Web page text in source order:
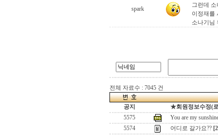
spark
그런데
이정재를
소나기님
전체 자료수 : 7045 건
공지
★회원정보수정(
5575
You are my
5574
어디로 갈가요??